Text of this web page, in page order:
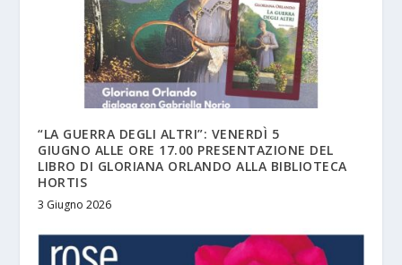
“LA GUERRA DEGLI ALTRI”: VENERDÌ 5
GIUGNO ALLE ORE 17.00 PRESENTAZIONE DEL
LIBRO DI GLORIANA ORLANDO ALLA BIBLIOTECA
HORTIS
3 Giugno 2026